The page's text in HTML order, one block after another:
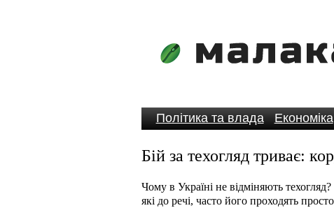
Політика та влада Економіка
Бій за техогляд триває:
Чому в Україні не відміняють
які до речі, часто його проходять